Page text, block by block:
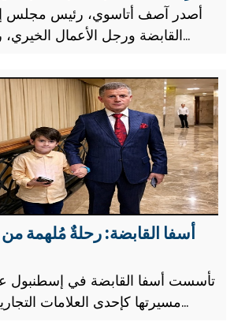
القابضة ورجل الأعمال الخيري،
أسفا القابضة: رحلةٌ مُلهمة
مسيرتها كإحدى العلامات